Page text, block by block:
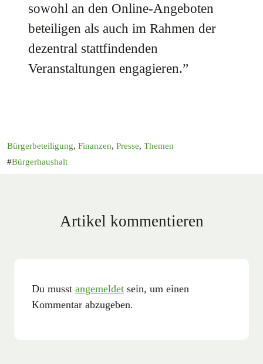
sowohl an den Online-Angeboten
beteiligen als auch im Rahmen der
dezentral stattfindenden
Veranstaltungen engagieren.”
Bürgerbeteiligung, Finanzen, Presse, Themen
Bürgerhaushalt
Artikel kommentieren
Du musst angemeldet sein, um einen
Kommentar abzugeben.